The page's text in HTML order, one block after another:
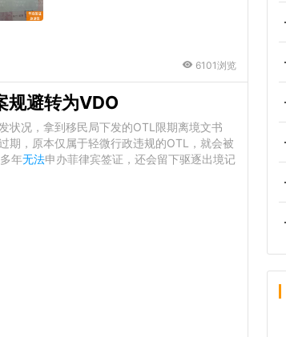
6101浏览
规避转为VDO
状况，拿到移民局下发的OTL限期离境文书
期，原本仅属于轻微行政违规的OTL，就会被
年无法申办菲律宾签证，还会留下驱逐出境记